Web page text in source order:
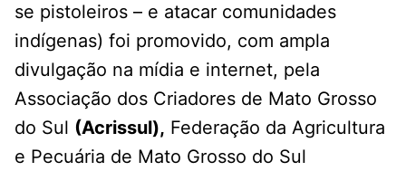
se pistoleiros – e atacar comunidades
indígenas) foi promovido, com ampla
divulgação na mídia e internet, pela
Associação dos Criadores de Mato Grosso
do Sul (Acrissul), Federação da Agricultura
e Pecuária de Mato Grosso do Sul